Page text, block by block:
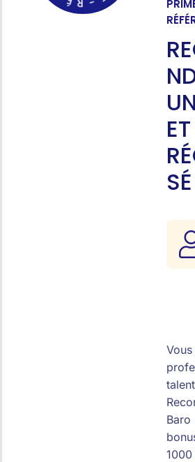
RE
N
UN
ET
RÉ
SÉ
Baro